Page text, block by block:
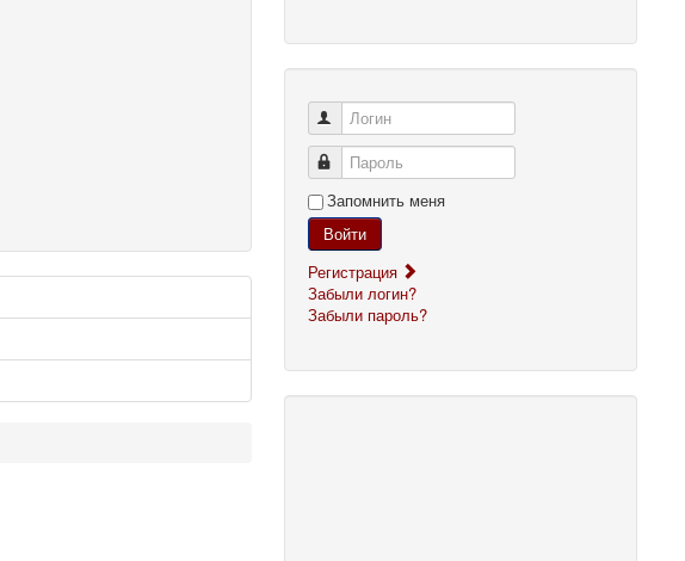
Логин
Пароль
Запомнить меня
Войти
Регистрация
Забыли логин?
Забыли пароль?